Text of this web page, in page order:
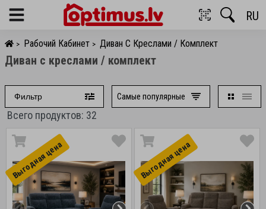
Menu RU
> Рабочий Кабинет > Диван С Креслами / Комплект
Диван с креслами / комплект
Фильтр Самые популярные
Всего продуктов: 32
Выгоднaя цена Выгоднaя цена